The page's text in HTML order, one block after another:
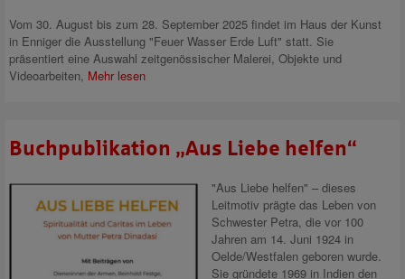
Vom 30. August bis zum 28. September 2025 findet im Haus der Kunst
in Enniger die Ausstellung "Feuer Wasser Erde Luft" statt. Sie
präsentiert eine Auswahl zeitgenössischer Malerei, Objekte und
Videoarbeiten, Mehr lesen
Buchpublikation „Aus Liebe helfen“
"Aus Liebe helfen" – dieses
Leitmotiv prägte das Leben von
Schwester Petra, die vor 100
Jahren am 14. Juni 1924 in
Oelde/Westfalen geboren wurde.
Sie gründete 1969 in Indien den